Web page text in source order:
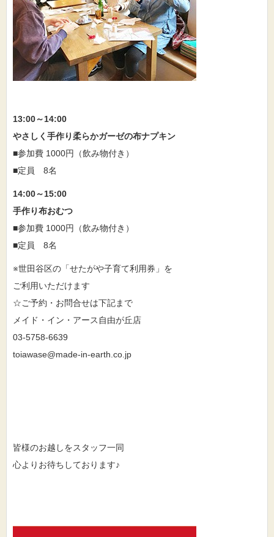
13:00～14:00
やさしく手作り柔らかガーゼの布ナプキン
■参加費 1000円（飲み物付き）
■定員 8名
14:00～15:00
手作り布おむつ
■参加費 1000円（飲み物付き）
■定員 8名
※世田谷区の「せたがや子育て利用券」を
ご利用いただけます
☆ご予約・お問合せは下記まで
メイド・イン・アース自由が丘店
03-5758-6639
toiawase@made-in-earth.co.jp
皆様のお越しをスタッフ一同
心よりお待ちしております♪